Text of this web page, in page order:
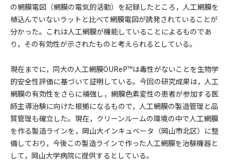
の網膜電図（網膜の電気的活動）を記録したところ，人工網膜を
植込んでいないラットと比べて網膜電図が誘発されていることが
分かった。これは人工網膜が機能していることによるものであ
り，その有効性が示されたものと考えられるとしている。
現在までに，同大の人工網膜OUReP™は毒性がないことを生物学
的安全性評価に基づいて証明している。今回の研究成果は，人工
網膜の有効性をさらに補強し，網膜色素変性の患者が参加する医
師主導治験に向けた根拠になるもので，人工網膜の製造管理と品
質管理も確立した。現在，クリーンルームの環境の中で人工網膜
を作る製造ラインを，岡山大インキュベータ（岡山市北区）に整
備しており，今後この製造ラインで作った人工網膜を治験機器と
して，岡山大学病院に提供するとしている。